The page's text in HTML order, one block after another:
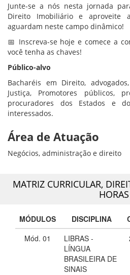
Junte-se a nós nesta jornada
Direito Imobiliário e aproveite
aguardam neste campo dinâmico!
📅 Inscreva-se hoje e comece a
você tenha as chaves!
Público-alvo
Bacharéis em Direito,
Justiça, Promotores públicos,
procuradores dos Estados e
interessados.
Área de Atuação
Negócios, administração e direito
MATRIZ CURRICULAR,
HORAS
MÓDULOS DISCIPLINA
Mód. 01
LIBRAS -
LÍNGUA
BRASILEIRA DE
SINAIS